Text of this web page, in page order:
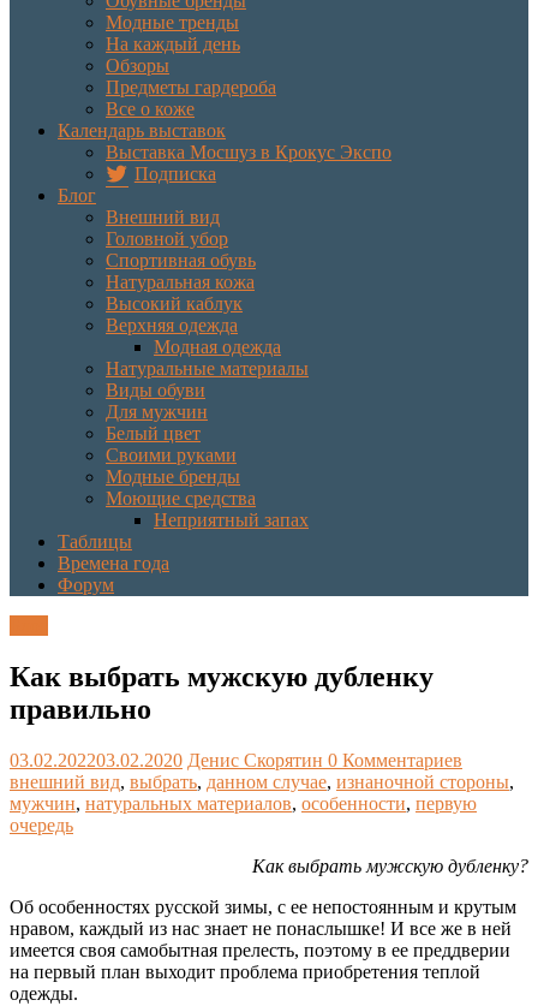
Модные тренды
На каждый день
Обзоры
Предметы гардероба
Все о коже
Календарь выставок
Выставка Мосшуз в Крокус Экспо
Подписка
Блог
Внешний вид
Головной убор
Спортивная обувь
Натуральная кожа
Высокий каблук
Верхняя одежда
Модная одежда
Натуральные материалы
Виды обуви
Для мужчин
Белый цвет
Своими руками
Модные бренды
Моющие средства
Неприятный запах
Таблицы
Времена года
Форум
Как выбрать мужскую дубленку
правильно
03.02.202203.02.2020 Денис Скорятин 0 Комментариев
внешний вид, выбрать, данном случае, изнаночной стороны,
мужчин, натуральных материалов, особенности, первую
очередь
Как выбрать мужскую дубленку?
Об особенностях русской зимы, с ее непостоянным и крутым
нравом, каждый из нас знает не понаслышке! И все же в ней
имеется своя самобытная прелесть, поэтому в ее преддверии
на первый план выходит проблема приобретения теплой
одежды.